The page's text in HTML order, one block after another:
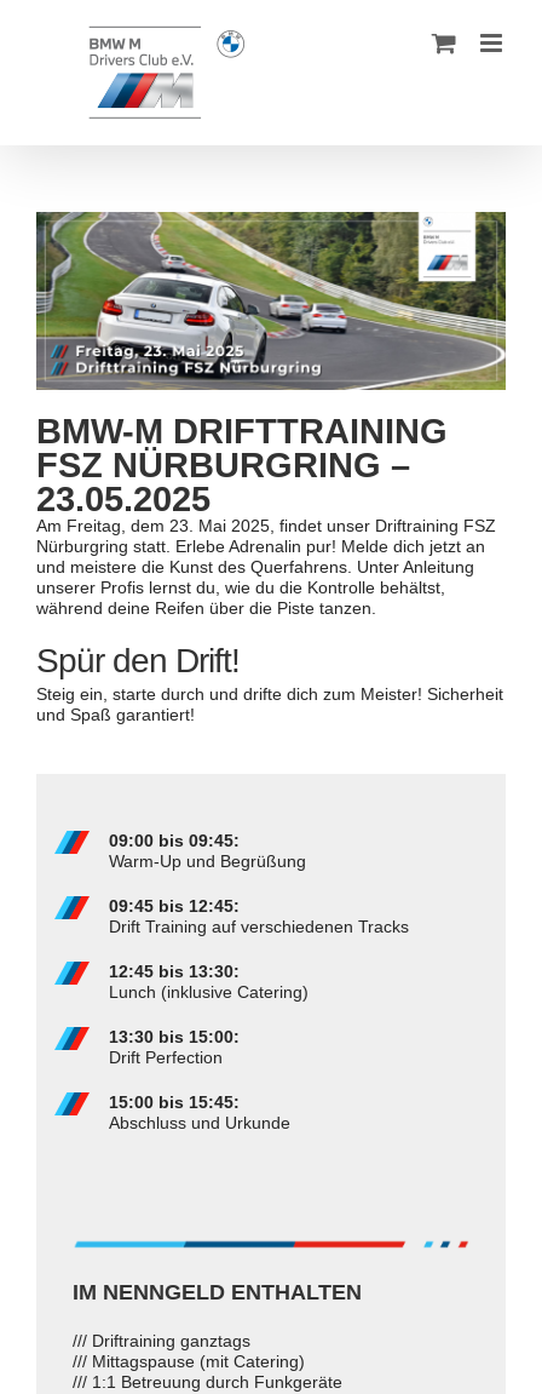
BMW-M DRIFTTRAINING
FSZ NÜRBURGRING –
23.05.2025
Am Freitag, dem 23. Mai 2025, findet unser Driftraining FSZ
Nürburgring statt. Erlebe Adrenalin pur! Melde dich jetzt an
und meistere die Kunst des Querfahrens. Unter Anleitung
unserer Profis lernst du, wie du die Kontrolle behältst,
während deine Reifen über die Piste tanzen.
Spür den Drift!
Steig ein, starte durch und drifte dich zum Meister! Sicherheit
und Spaß garantiert!
09:00 bis 09:45:
Warm-Up und Begrüßung
09:45 bis 12:45:
Drift Training auf verschiedenen Tracks
12:45 bis 13:30:
Lunch (inklusive Catering)
13:30 bis 15:00:
Drift Perfection
15:00 bis 15:45:
Abschluss und Urkunde
IM NENNGELD ENTHALTEN
/// Driftraining ganztags
/// Mittagspause (mit Catering)
/// 1:1 Betreuung durch Funkgeräte